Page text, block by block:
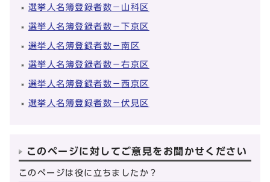
選挙人名簿登録者数－山科区
選挙人名簿登録者数－下京区
選挙人名簿登録者数－南区
選挙人名簿登録者数－右京区
選挙人名簿登録者数－西京区
選挙人名簿登録者数－伏見区
このページに対してご意見をお聞かせください
このページは役に立ちましたか？